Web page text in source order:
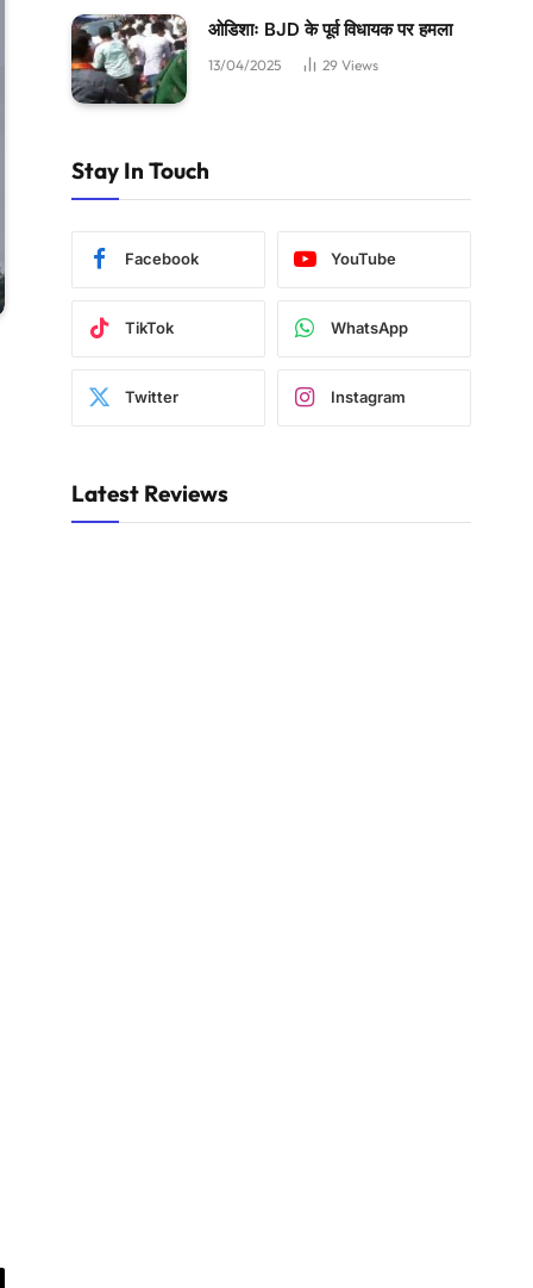
ओडिशाः BJD के पूर्व विधायक पर हमला
13/04/2025 29 Views
Stay In Touch
Facebook YouTube
TikTok WhatsApp
Twitter Instagram
Latest Reviews